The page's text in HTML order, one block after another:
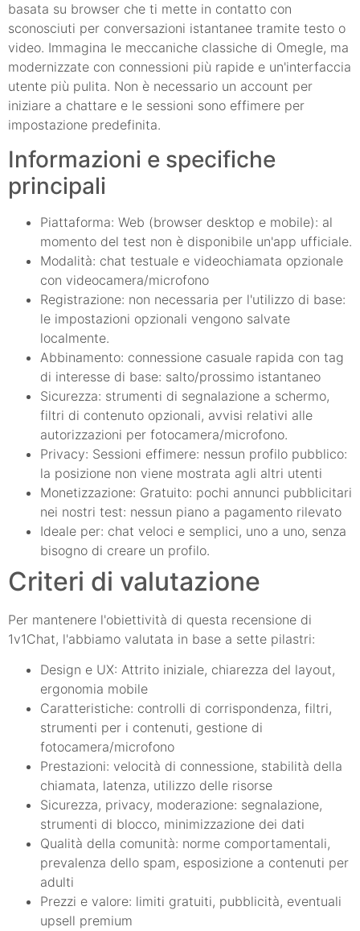
basata su browser che ti mette in contatto con
sconosciuti per conversazioni istantanee tramite testo o
video. Immagina le meccaniche classiche di Omegle, ma
modernizzate con connessioni più rapide e un'interfaccia
utente più pulita. Non è necessario un account per
iniziare a chattare e le sessioni sono effimere per
impostazione predefinita.
Informazioni e specifiche
principali
Piattaforma: Web (browser desktop e mobile): al
momento del test non è disponibile un'app ufficiale.
Modalità: chat testuale e videochiamata opzionale
con videocamera/microfono
Registrazione: non necessaria per l'utilizzo di base:
le impostazioni opzionali vengono salvate
localmente.
Abbinamento: connessione casuale rapida con tag
di interesse di base: salto/prossimo istantaneo
Sicurezza: strumenti di segnalazione a schermo,
filtri di contenuto opzionali, avvisi relativi alle
autorizzazioni per fotocamera/microfono.
Privacy: Sessioni effimere: nessun profilo pubblico:
la posizione non viene mostrata agli altri utenti
Monetizzazione: Gratuito: pochi annunci pubblicitari
nei nostri test: nessun piano a pagamento rilevato
Ideale per: chat veloci e semplici, uno a uno, senza
bisogno di creare un profilo.
Criteri di valutazione
Per mantenere l'obiettività di questa recensione di
1v1Chat, l'abbiamo valutata in base a sette pilastri:
Design e UX: Attrito iniziale, chiarezza del layout,
ergonomia mobile
Caratteristiche: controlli di corrispondenza, filtri,
strumenti per i contenuti, gestione di
fotocamera/microfono
Prestazioni: velocità di connessione, stabilità della
chiamata, latenza, utilizzo delle risorse
Sicurezza, privacy, moderazione: segnalazione,
strumenti di blocco, minimizzazione dei dati
Qualità della comunità: norme comportamentali,
prevalenza dello spam, esposizione a contenuti per
adulti
Prezzi e valore: limiti gratuiti, pubblicità, eventuali
upsell premium